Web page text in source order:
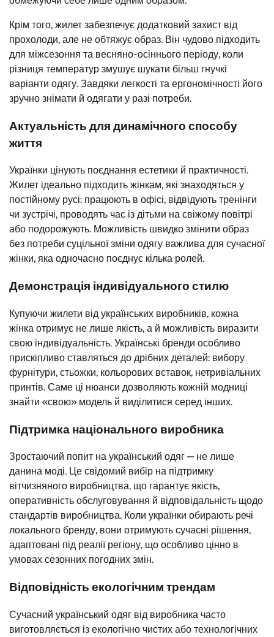
Крім того, жилет забезпечує додатковий захист від
прохолоди, але не обтяжує образ. Він чудово підходить
для міжсезоння та весняно-осіннього періоду, коли
різниця температур змушує шукати більш гнучкі
варіанти одягу. Завдяки легкості та ергономічності його
зручно знімати й одягати у разі потреби.
Актуальність для динамічного способу
життя
Українки цінують поєднання естетики й практичності.
Жилет ідеально підходить жінкам, які знаходяться у
постійному русі: працюють в офісі, відвідують тренінги
чи зустрічі, проводять час із дітьми на свіжому повітрі
або подорожують. Можливість швидко змінити образ
без потреби суцільної зміни одягу важлива для сучасної
жінки, яка одночасно поєднує кілька ролей.
Демонстрація індивідуального стилю
Купуючи жилети від українських виробників, кожна
жінка отримує не лише якість, а й можливість виразити
свою індивідуальність. Українські бренди особливо
прискіпливо ставляться до дрібних деталей: вибору
фурнітури, стьожки, кольорових вставок, нетривіальних
принтів. Саме ці нюанси дозволяють кожній модниці
знайти «свою» модель й виділитися серед інших.
Підтримка національного виробника
Зростаючий попит на український одяг — не лише
данина моді. Це свідомий вибір на підтримку
вітчизняного виробництва, що гарантує якість,
оперативність обслуговування й відповідальність щодо
стандартів виробництва. Коли українки обирають речі
локального бренду, вони отримують сучасні рішення,
адаптовані під реалії регіону, що особливо цінно в
умовах сезонних погодних змін.
Відповідність екологічним трендам
Сучасний український одяг від виробника часто
виготовляється із екологічно чистих або технологічних